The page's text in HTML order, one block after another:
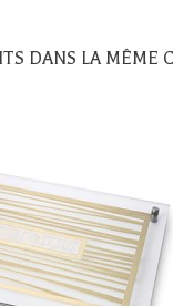
DANS LA MÊME